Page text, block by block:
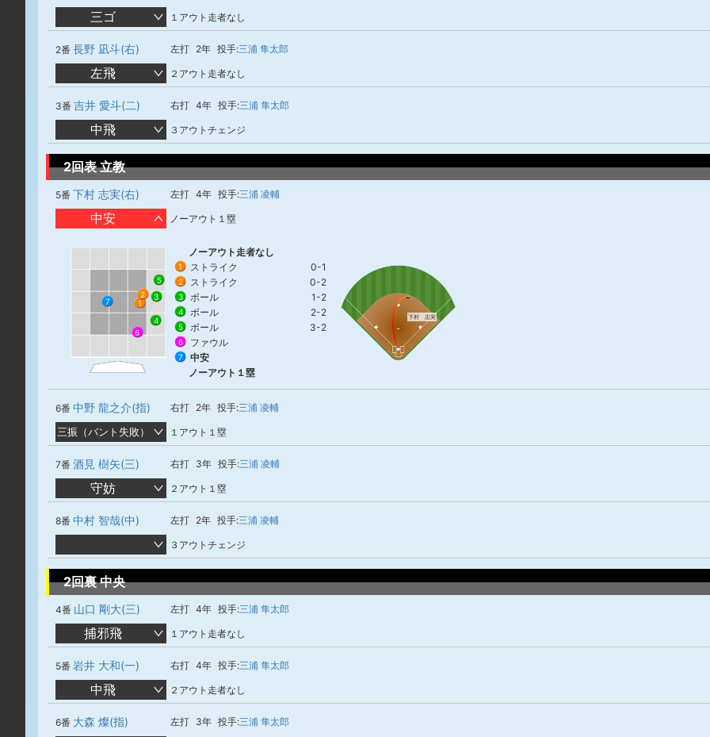
三ゴ １アウト走者なし
2番 長野 凪斗(右) 左打 2年 投手:三浦 隼太郎
左飛 ２アウト走者なし
3番 吉井 愛斗(二) 右打 4年 投手:三浦 隼太郎
中飛 ３アウトチェンジ
2回表 立教
5番 下村 志実(右) 左打 4年 投手:三浦 凌輔
中安 ノーアウト１塁
1
2 3
4
5
6
7
ノーアウト走者なし
1 ストライク 0-1
2 ストライク 0-2
3 ボール 1-2
4 ボール 2-2
5 ボール 3-2
6 ファウル
7
中安
ノーアウト１塁
下村 志実
6番 中野 龍之介(指) 右打 2年 投手:三浦 凌輔
三振（バント失敗） １アウト１塁
7番 酒見 樹矢(三) 右打 3年 投手:三浦 凌輔
守妨 ２アウト１塁
8番 中村 智哉(中) 左打 2年 投手:三浦 凌輔
３アウトチェンジ
2回裏 中央
4番 山口 剛大(三) 左打 4年 投手:三浦 隼太郎
捕邪飛 １アウト走者なし
5番 岩井 大和(一) 右打 4年 投手:三浦 隼太郎
中飛 ２アウト走者なし
6番 大森 燦(指) 左打 3年 投手:三浦 隼太郎